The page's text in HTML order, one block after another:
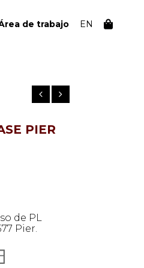
de trabajo EN
PIER
de PL
Pier.